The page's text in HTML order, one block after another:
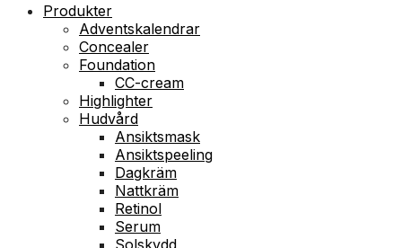
Produkter
Adventskalendrar
Concealer
Foundation
CC-cream
Highlighter
Hudvård
Ansiktsmask
Ansiktspeeling
Dagkräm
Nattkräm
Retinol
Serum
Solskydd